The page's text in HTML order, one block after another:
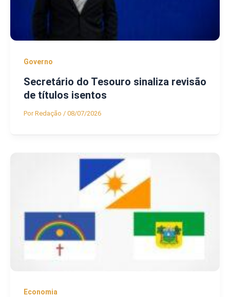
Governo
Secretário do Tesouro sinaliza revisão
de títulos isentos
PorRedação / 08/07/2026
Economia